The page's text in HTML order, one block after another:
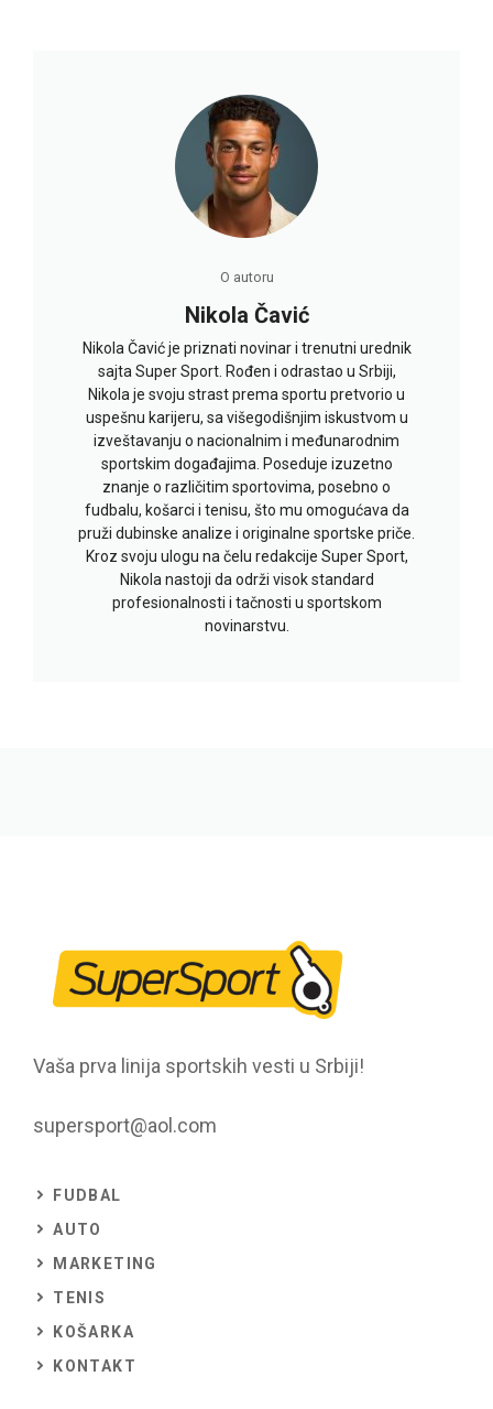
O autoru
Nikola Čavić
Nikola Čavić je priznati novinar i trenutni urednik
sajta Super Sport. Rođen i odrastao u Srbiji,
Nikola je svoju strast prema sportu pretvorio u
uspešnu karijeru, sa višegodišnjim iskustvom u
izveštavanju o nacionalnim i međunarodnim
sportskim događajima. Poseduje izuzetno
znanje o različitim sportovima, posebno o
fudbalu, košarci i tenisu, što mu omogućava da
pruži dubinske analize i originalne sportske priče.
Kroz svoju ulogu na čelu redakcije Super Sport,
Nikola nastoji da održi visok standard
profesionalnosti i tačnosti u sportskom
novinarstvu.
Vaša prva linija sportskih vesti u Srbiji!
supersport@aol.com
FUDBAL
AUTO
MARKETING
TENIS
KOŠARKA
KONTAKT